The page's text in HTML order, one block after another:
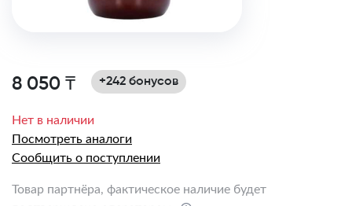
8 050 ₸ +242 бонусов
Нет в наличии
Посмотреть аналоги
Сообщить о поступлении
Товар партнёра, фактическое наличие будет